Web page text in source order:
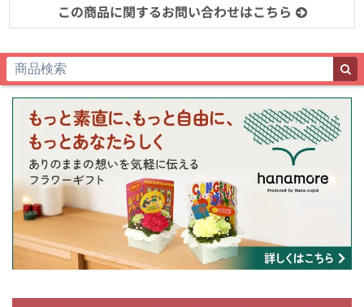
この商品に関するお問い合わせはこちら